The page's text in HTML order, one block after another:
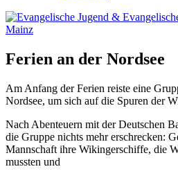
Ferien an der Nordsee
Am Anfang der Ferien reiste eine
Nordsee, um sich auf die Spuren der
Nach Abenteuern mit der Deutschen
die Gruppe nichts mehr erschrecken:
Mannschaft ihre Wikingerschiffe, die
mussten und